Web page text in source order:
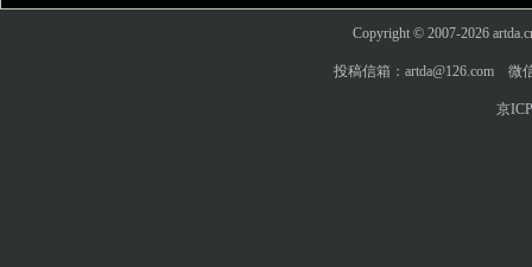
Copyright © 2007-2026
投稿信箱：artda@126.com 微
京